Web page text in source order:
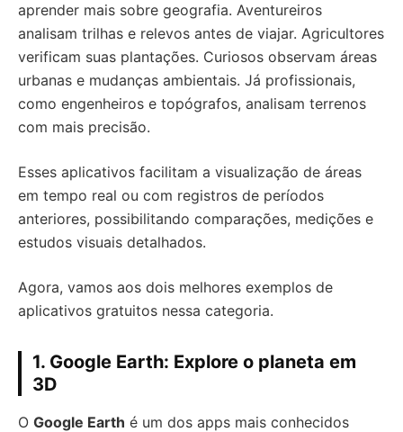
aprender mais sobre geografia. Aventureiros
analisam trilhas e relevos antes de viajar. Agricultores
verificam suas plantações. Curiosos observam áreas
urbanas e mudanças ambientais. Já profissionais,
como engenheiros e topógrafos, analisam terrenos
com mais precisão.
Esses aplicativos facilitam a visualização de áreas
em tempo real ou com registros de períodos
anteriores, possibilitando comparações, medições e
estudos visuais detalhados.
Agora, vamos aos dois melhores exemplos de
aplicativos gratuitos nessa categoria.
1. Google Earth: Explore o planeta em
3D
O Google Earth é um dos apps mais conhecidos